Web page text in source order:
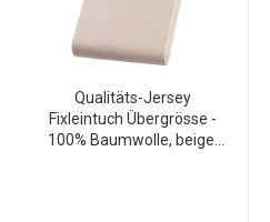
Qualitäts-Jersey
Fixleintuch Übergrösse -
100% Baumwolle, beige,